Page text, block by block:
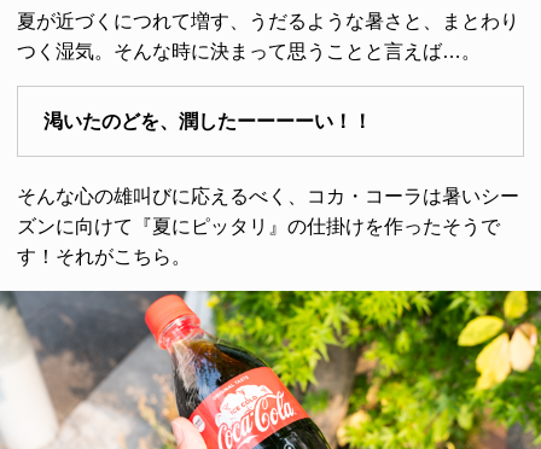
夏が近づくにつれて増す、うだるような暑さと、まとわり
つく湿気。そんな時に決まって思うことと言えば…。
渇いたのどを、潤したーーーーい！！
そんな心の雄叫びに応えるべく、コカ・コーラは暑いシー
ズンに向けて『夏にピッタリ』の仕掛けを作ったそうで
す！それがこちら。